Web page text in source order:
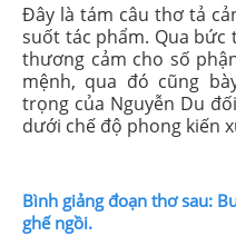
Đây là tám câu thơ tả
suốt tác phẩm. Qua bức
thương cảm cho số
mệnh, qua đó cũng
trọng của Nguyễn Du
dưới chế độ phong kiến
Bình giảng đoạn thơ sau:
ghế ngồi.